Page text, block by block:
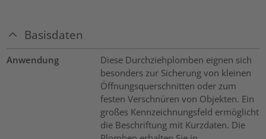
Basisdaten
Anwendung
Diese Durchziehplomben eignen sich
besonders zur Sicherung von kleinen
Öffnungsquerschnitten oder zum
festen Verschnüren von Objekten. Ein
großes Kennzeichnungsfeld ermöglicht
die Beschriftung mit Kurzdaten. Die